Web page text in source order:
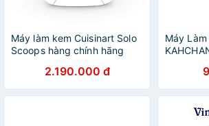
Máy làm kem Cuisinart Solo
Scoops hàng chính hãng
2.190.000 đ
Máy Làm